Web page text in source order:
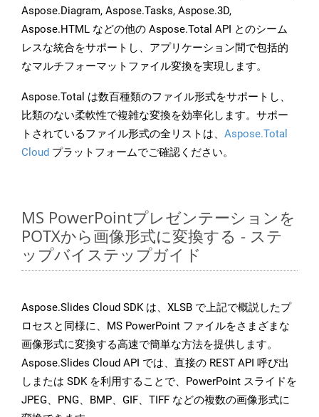
Aspose.Diagram, Aspose.Tasks, Aspose.3D,
Aspose.HTML などの他の Aspose.Total API とのシーム
レスな統合をサポートし、アプリケーション間で包括的
なマルチフォーマットファイル変換を実現します。
Aspose.Total は数百種類のファイル形式をサポートし、
比類のない柔軟性で複雑な変換を効率化します。サポー
トされているファイル形式の全リストは、 Aspose.Total
Cloud プラットフォームでご確認ください。
MS PowerPointプレゼンテーションを
POTXから画像形式に変換する - ステ
ップバイステップガイド
Aspose.Slides Cloud SDK は、XLSB で上記で概説したプ
ロセスと同様に、MS PowerPoint ファイルをさまざまな
画像形式に変換する高速で簡単な方法を提供します。
Aspose.Slides Cloud API では、直接の REST API 呼び出
しまたは SDK を利用することで、PowerPoint スライドを
JPEG、PNG、BMP、GIF、TIFF などの複数の画像形式に